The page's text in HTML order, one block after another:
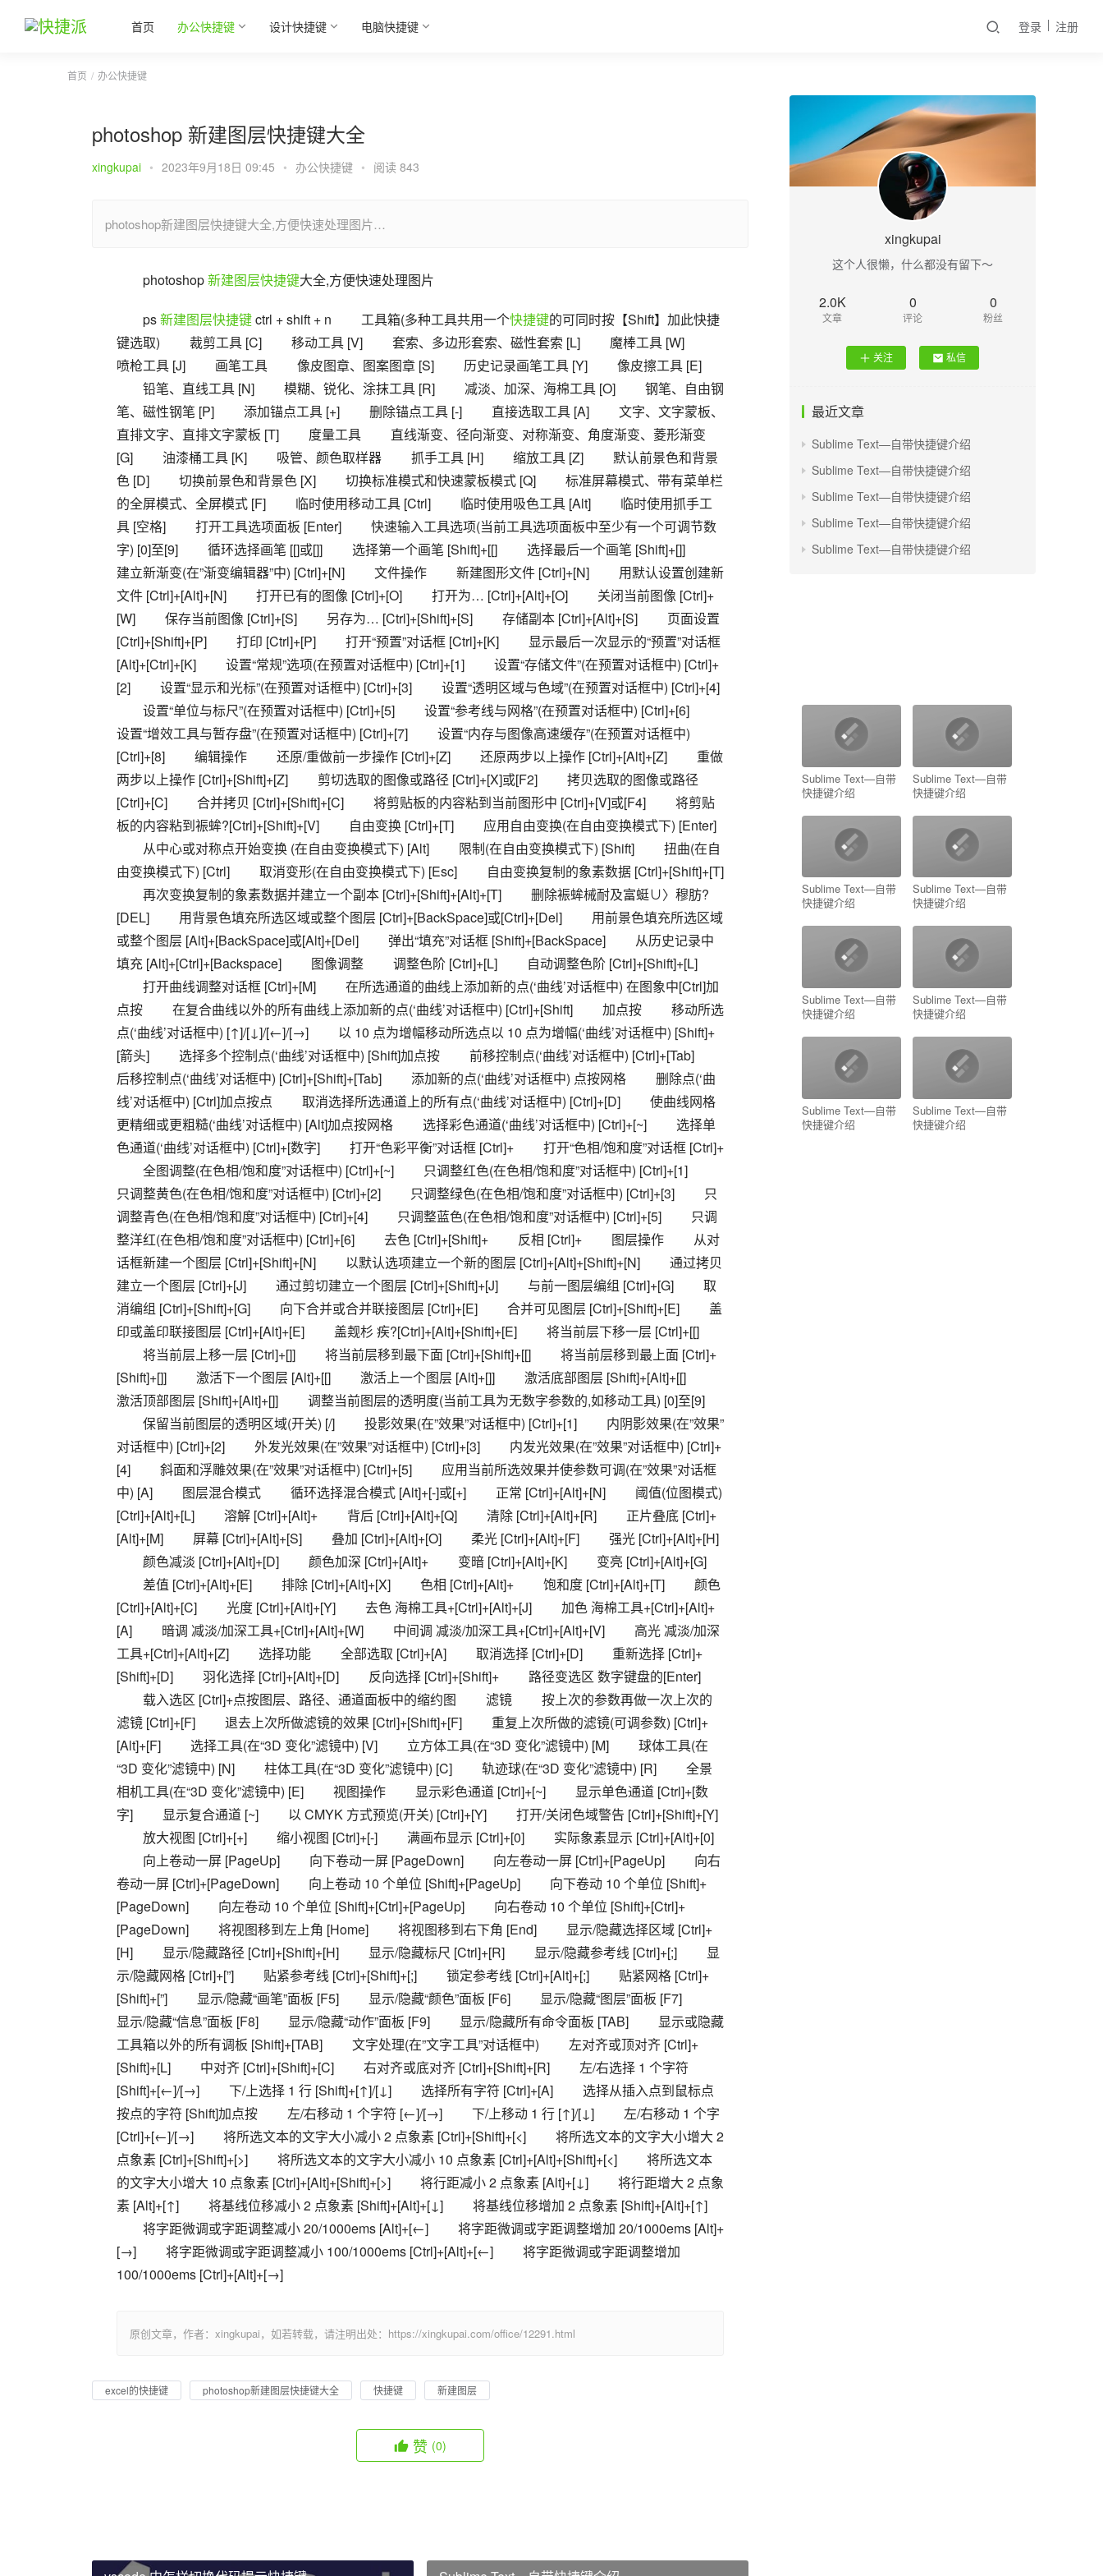
首页 办公快捷键 设计快捷键 电脑快捷键 登录 注册
首页 办公快捷键
photoshop 新建图层快捷键大全
xingkupai • 2023年9月18日 09:45 • 办公快捷键 • 阅读 843
photoshop新建图层快捷键大全,方便快速处理图片…
photoshop 新建图层快捷键大全,方便快速处理图片
ps 新建图层快捷键 ctrl + shift + n 　　工具箱(多种工具共用一个快捷键的可同时按【Shift】加此快捷
键选取) 　　裁剪工具 [C] 　　移动工具 [V] 　　套索、多边形套索、磁性套索 [L] 　　魔棒工具 [W]
喷枪工具 [J] 　　画笔工具 　　像皮图章、图案图章 [S] 　　历史记录画笔工具 [Y] 　　像皮擦工具 [E]
铅笔、直线工具 [N] 　　模糊、锐化、涂抹工具 [R] 　　减淡、加深、海棉工具 [O] 　　钢笔、自由钢
笔、磁性钢笔 [P] 　　添加锚点工具 [+] 　　删除锚点工具 [-] 　　直接选取工具 [A] 　　文字、文字蒙板、
直排文字、直排文字蒙板 [T] 　　度量工具 　　直线渐变、径向渐变、对称渐变、角度渐变、菱形渐变
[G] 　　油漆桶工具 [K] 　　吸管、颜色取样器 　　抓手工具 [H] 　　缩放工具 [Z] 　　默认前景色和背景
色 [D] 　　切换前景色和背景色 [X] 　　切换标准模式和快速蒙板模式 [Q] 　　标准屏幕模式、带有菜单栏
的全屏模式、全屏模式 [F] 　　临时使用移动工具 [Ctrl] 　　临时使用吸色工具 [Alt] 　　临时使用抓手工
具 [空格] 　　打开工具选项面板 [Enter] 　　快速输入工具选项(当前工具选项面板中至少有一个可调节数
字) [0]至[9] 　　循环选择画笔 [[]或[]] 　　选择第一个画笔 [Shift]+[[] 　　选择最后一个画笔 [Shift]+[]]
建立新渐变(在”渐变编辑器”中) [Ctrl]+[N] 　　文件操作 　　新建图形文件 [Ctrl]+[N] 　　用默认设置创建新
文件 [Ctrl]+[Alt]+[N] 　　打开已有的图像 [Ctrl]+[O] 　　打开为… [Ctrl]+[Alt]+[O] 　　关闭当前图像 [Ctrl]+
[W] 　　保存当前图像 [Ctrl]+[S] 　　另存为… [Ctrl]+[Shift]+[S] 　　存储副本 [Ctrl]+[Alt]+[S] 　　页面设置
[Ctrl]+[Shift]+[P] 　　打印 [Ctrl]+[P] 　　打开“预置”对话框 [Ctrl]+[K] 　　显示最后一次显示的“预置”对话框
[Alt]+[Ctrl]+[K] 　　设置“常规”选项(在预置对话框中) [Ctrl]+[1] 　　设置“存储文件”(在预置对话框中) [Ctrl]+
[2] 　　设置“显示和光标”(在预置对话框中) [Ctrl]+[3] 　　设置“透明区域与色域”(在预置对话框中) [Ctrl]+[4]
设置“单位与标尺”(在预置对话框中) [Ctrl]+[5] 　　设置“参考线与网格”(在预置对话框中) [Ctrl]+[6]
设置“增效工具与暂存盘”(在预置对话框中) [Ctrl]+[7] 　　设置“内存与图像高速缓存”(在预置对话框中)
[Ctrl]+[8] 　　编辑操作 　　还原/重做前一步操作 [Ctrl]+[Z] 　　还原两步以上操作 [Ctrl]+[Alt]+[Z] 　　重做
两步以上操作 [Ctrl]+[Shift]+[Z] 　　剪切选取的图像或路径 [Ctrl]+[X]或[F2] 　　拷贝选取的图像或路径
[Ctrl]+[C] 　　合并拷贝 [Ctrl]+[Shift]+[C] 　　将剪贴板的内容粘到当前图形中 [Ctrl]+[V]或[F4] 　　将剪贴
板的内容粘到裖蛑?[Ctrl]+[Shift]+[V] 　　自由变换 [Ctrl]+[T] 　　应用自由变换(在自由变换模式下) [Enter]
从中心或对称点开始变换 (在自由变换模式下) [Alt] 　　限制(在自由变换模式下) [Shift] 　　扭曲(在自
由变换模式下) [Ctrl] 　　取消变形(在自由变换模式下) [Esc] 　　自由变换复制的象素数据 [Ctrl]+[Shift]+[T]
再次变换复制的象素数据并建立一个副本 [Ctrl]+[Shift]+[Alt]+[T] 　　删除裖蛑械耐及富蜓∪〉穆肪?
[DEL] 　　用背景色填充所选区域或整个图层 [Ctrl]+[BackSpace]或[Ctrl]+[Del] 　　用前景色填充所选区域
或整个图层 [Alt]+[BackSpace]或[Alt]+[Del] 　　弹出“填充”对话框 [Shift]+[BackSpace] 　　从历史记录中
填充 [Alt]+[Ctrl]+[Backspace] 　　图像调整 　　调整色阶 [Ctrl]+[L] 　　自动调整色阶 [Ctrl]+[Shift]+[L]
打开曲线调整对话框 [Ctrl]+[M] 　　在所选通道的曲线上添加新的点(‘曲线’对话框中) 在图象中[Ctrl]加
点按 　　在复合曲线以外的所有曲线上添加新的点(‘曲线’对话框中) [Ctrl]+[Shift] 　　加点按 　　移动所选
点(‘曲线’对话框中) [↑]/[↓]/[←]/[→] 　　以 10 点为增幅移动所选点以 10 点为增幅(‘曲线’对话框中) [Shift]+
[箭头] 　　选择多个控制点(‘曲线’对话框中) [Shift]加点按 　　前移控制点(‘曲线’对话框中) [Ctrl]+[Tab]
后移控制点(‘曲线’对话框中) [Ctrl]+[Shift]+[Tab] 　　添加新的点(‘曲线’对话框中) 点按网格 　　删除点(‘曲
线’对话框中) [Ctrl]加点按点 　　取消选择所选通道上的所有点(‘曲线’对话框中) [Ctrl]+[D] 　　使曲线网格
更精细或更粗糙(‘曲线’对话框中) [Alt]加点按网格 　　选择彩色通道(‘曲线’对话框中) [Ctrl]+[~] 　　选择单
色通道(‘曲线’对话框中) [Ctrl]+[数字] 　　打开“色彩平衡”对话框 [Ctrl]+ 　　打开“色相/饱和度”对话框 [Ctrl]+
全图调整(在色相/饱和度”对话框中) [Ctrl]+[~] 　　只调整红色(在色相/饱和度”对话框中) [Ctrl]+[1]
只调整黄色(在色相/饱和度”对话框中) [Ctrl]+[2] 　　只调整绿色(在色相/饱和度”对话框中) [Ctrl]+[3] 　　只
调整青色(在色相/饱和度”对话框中) [Ctrl]+[4] 　　只调整蓝色(在色相/饱和度”对话框中) [Ctrl]+[5] 　　只调
整洋红(在色相/饱和度”对话框中) [Ctrl]+[6] 　　去色 [Ctrl]+[Shift]+ 　　反相 [Ctrl]+ 　　图层操作 　　从对
话框新建一个图层 [Ctrl]+[Shift]+[N] 　　以默认选项建立一个新的图层 [Ctrl]+[Alt]+[Shift]+[N] 　　通过拷贝
建立一个图层 [Ctrl]+[J] 　　通过剪切建立一个图层 [Ctrl]+[Shift]+[J] 　　与前一图层编组 [Ctrl]+[G] 　　取
消编组 [Ctrl]+[Shift]+[G] 　　向下合并或合并联接图层 [Ctrl]+[E] 　　合并可见图层 [Ctrl]+[Shift]+[E] 　　盖
印或盖印联接图层 [Ctrl]+[Alt]+[E] 　　盖觌杉 疾?[Ctrl]+[Alt]+[Shift]+[E] 　　将当前层下移一层 [Ctrl]+[[]
将当前层上移一层 [Ctrl]+[]] 　　将当前层移到最下面 [Ctrl]+[Shift]+[[] 　　将当前层移到最上面 [Ctrl]+
[Shift]+[]] 　　激活下一个图层 [Alt]+[[] 　　激活上一个图层 [Alt]+[]] 　　激活底部图层 [Shift]+[Alt]+[[]
激活顶部图层 [Shift]+[Alt]+[]] 　　调整当前图层的透明度(当前工具为无数字参数的,如移动工具) [0]至[9]
保留当前图层的透明区域(开关) [/] 　　投影效果(在”效果”对话框中) [Ctrl]+[1] 　　内阴影效果(在”效果”
对话框中) [Ctrl]+[2] 　　外发光效果(在”效果”对话框中) [Ctrl]+[3] 　　内发光效果(在”效果”对话框中) [Ctrl]+
[4] 　　斜面和浮雕效果(在”效果”对话框中) [Ctrl]+[5] 　　应用当前所选效果并使参数可调(在”效果”对话框
中) [A] 　　图层混合模式 　　循环选择混合模式 [Alt]+[-]或[+] 　　正常 [Ctrl]+[Alt]+[N] 　　阈值(位图模式)
[Ctrl]+[Alt]+[L] 　　溶解 [Ctrl]+[Alt]+ 　　背后 [Ctrl]+[Alt]+[Q] 　　清除 [Ctrl]+[Alt]+[R] 　　正片叠底 [Ctrl]+
[Alt]+[M] 　　屏幕 [Ctrl]+[Alt]+[S] 　　叠加 [Ctrl]+[Alt]+[O] 　　柔光 [Ctrl]+[Alt]+[F] 　　强光 [Ctrl]+[Alt]+[H]
颜色减淡 [Ctrl]+[Alt]+[D] 　　颜色加深 [Ctrl]+[Alt]+ 　　变暗 [Ctrl]+[Alt]+[K] 　　变亮 [Ctrl]+[Alt]+[G]
差值 [Ctrl]+[Alt]+[E] 　　排除 [Ctrl]+[Alt]+[X] 　　色相 [Ctrl]+[Alt]+ 　　饱和度 [Ctrl]+[Alt]+[T] 　　颜色
[Ctrl]+[Alt]+[C] 　　光度 [Ctrl]+[Alt]+[Y] 　　去色 海棉工具+[Ctrl]+[Alt]+[J] 　　加色 海棉工具+[Ctrl]+[Alt]+
[A] 　　暗调 减淡/加深工具+[Ctrl]+[Alt]+[W] 　　中间调 减淡/加深工具+[Ctrl]+[Alt]+[V] 　　高光 减淡/加深
工具+[Ctrl]+[Alt]+[Z] 　　选择功能 　　全部选取 [Ctrl]+[A] 　　取消选择 [Ctrl]+[D] 　　重新选择 [Ctrl]+
[Shift]+[D] 　　羽化选择 [Ctrl]+[Alt]+[D] 　　反向选择 [Ctrl]+[Shift]+ 　　路径变选区 数字键盘的[Enter]
载入选区 [Ctrl]+点按图层、路径、通道面板中的缩约图 　　滤镜 　　按上次的参数再做一次上次的
滤镜 [Ctrl]+[F] 　　退去上次所做滤镜的效果 [Ctrl]+[Shift]+[F] 　　重复上次所做的滤镜(可调参数) [Ctrl]+
[Alt]+[F] 　　选择工具(在“3D 变化”滤镜中) [V] 　　立方体工具(在“3D 变化”滤镜中) [M] 　　球体工具(在
“3D 变化”滤镜中) [N] 　　柱体工具(在“3D 变化”滤镜中) [C] 　　轨迹球(在“3D 变化”滤镜中) [R] 　　全景
相机工具(在“3D 变化”滤镜中) [E] 　　视图操作 　　显示彩色通道 [Ctrl]+[~] 　　显示单色通道 [Ctrl]+[数
字] 　　显示复合通道 [~] 　　以 CMYK 方式预览(开关) [Ctrl]+[Y] 　　打开/关闭色域警告 [Ctrl]+[Shift]+[Y]
放大视图 [Ctrl]+[+] 　　缩小视图 [Ctrl]+[-] 　　满画布显示 [Ctrl]+[0] 　　实际象素显示 [Ctrl]+[Alt]+[0]
向上卷动一屏 [PageUp] 　　向下卷动一屏 [PageDown] 　　向左卷动一屏 [Ctrl]+[PageUp] 　　向右
卷动一屏 [Ctrl]+[PageDown] 　　向上卷动 10 个单位 [Shift]+[PageUp] 　　向下卷动 10 个单位 [Shift]+
[PageDown] 　　向左卷动 10 个单位 [Shift]+[Ctrl]+[PageUp] 　　向右卷动 10 个单位 [Shift]+[Ctrl]+
[PageDown] 　　将视图移到左上角 [Home] 　　将视图移到右下角 [End] 　　显示/隐藏选择区域 [Ctrl]+
[H] 　　显示/隐藏路径 [Ctrl]+[Shift]+[H] 　　显示/隐藏标尺 [Ctrl]+[R] 　　显示/隐藏参考线 [Ctrl]+[;] 　　显
示/隐藏网格 [Ctrl]+[”] 　　贴紧参考线 [Ctrl]+[Shift]+[;] 　　锁定参考线 [Ctrl]+[Alt]+[;] 　　贴紧网格 [Ctrl]+
[Shift]+[”] 　　显示/隐藏“画笔”面板 [F5] 　　显示/隐藏“颜色”面板 [F6] 　　显示/隐藏“图层”面板 [F7]
显示/隐藏“信息”面板 [F8] 　　显示/隐藏“动作”面板 [F9] 　　显示/隐藏所有命令面板 [TAB] 　　显示或隐藏
工具箱以外的所有调板 [Shift]+[TAB] 　　文字处理(在”文字工具”对话框中) 　　左对齐或顶对齐 [Ctrl]+
[Shift]+[L] 　　中对齐 [Ctrl]+[Shift]+[C] 　　右对齐或底对齐 [Ctrl]+[Shift]+[R] 　　左/右选择 1 个字符
[Shift]+[←]/[→] 　　下/上选择 1 行 [Shift]+[↑]/[↓] 　　选择所有字符 [Ctrl]+[A] 　　选择从插入点到鼠标点
按点的字符 [Shift]加点按 　　左/右移动 1 个字符 [←]/[→] 　　下/上移动 1 行 [↑]/[↓] 　　左/右移动 1 个字
[Ctrl]+[←]/[→] 　　将所选文本的文字大小减小 2 点象素 [Ctrl]+[Shift]+[<] 　　将所选文本的文字大小增大 2
点象素 [Ctrl]+[Shift]+[>] 　　将所选文本的文字大小减小 10 点象素 [Ctrl]+[Alt]+[Shift]+[<] 　　将所选文本
的文字大小增大 10 点象素 [Ctrl]+[Alt]+[Shift]+[>] 　　将行距减小 2 点象素 [Alt]+[↓] 　　将行距增大 2 点象
素 [Alt]+[↑] 　　将基线位移减小 2 点象素 [Shift]+[Alt]+[↓] 　　将基线位移增加 2 点象素 [Shift]+[Alt]+[↑]
将字距微调或字距调整减小 20/1000ems [Alt]+[←] 　　将字距微调或字距调整增加 20/1000ems [Alt]+
[→] 　　将字距微调或字距调整减小 100/1000ems [Ctrl]+[Alt]+[←] 　　将字距微调或字距调整增加
100/1000ems [Ctrl]+[Alt]+[→]
原创文章，作者：xingkupai，如若转载，请注明出处：https://xingkupai.com/office/12291.html
excel的快捷键 photoshop新建图层快捷键大全 快捷键 新建图层
赞 (0)
xingkupai
这个人很懒，什么都没有留下～
2.0K
文章
0
评论
0
粉丝
关注 私信
最近文章
Sublime Text—自带快捷键介绍
Sublime Text—自带快捷键介绍
Sublime Text—自带快捷键介绍
Sublime Text—自带快捷键介绍
Sublime Text—自带快捷键介绍
Sublime Text—自带
快捷键介绍
Sublime Text—自带
快捷键介绍
Sublime Text—自带
快捷键介绍
Sublime Text—自带
快捷键介绍
Sublime Text—自带
快捷键介绍
Sublime Text—自带
快捷键介绍
Sublime Text—自带
快捷键介绍
Sublime Text—自带
快捷键介绍